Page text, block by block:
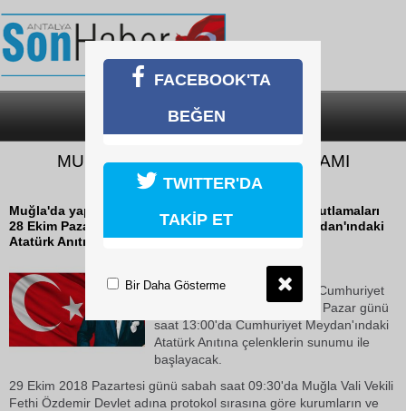
SON DAKİKA
MUĞLA’DA CUMHURİYET BAYRAMI
PROGRAMI BELLİ OLDU
Muğla'da yapılacak 29 Ekim Cumhuriyet Bayramı kutlamaları
28 Ekim Pazar günü saat 13:00'da Cumhuriyet Meydan'ındaki
Atatürk Anıtına çelenklerin sunumu...
23 Ekim 2018 Salı 13:38
Muğla'da yapılacak 29 Ekim Cumhuriyet
Bayramı kutlamaları 28 Ekim Pazar günü
saat 13:00'da Cumhuriyet Meydan'ındaki
Atatürk Anıtına çelenklerin sunumu ile
başlayacak.
29 Ekim 2018 Pazartesi günü sabah saat 09:30'da Muğla Vali Vekili
Fethi Özdemir Devlet adına protokol sırasına göre kurumların ve
FACEBOOK'TA
BEĞEN
TWITTER'DA
TAKİP ET
Bir Daha Gösterme